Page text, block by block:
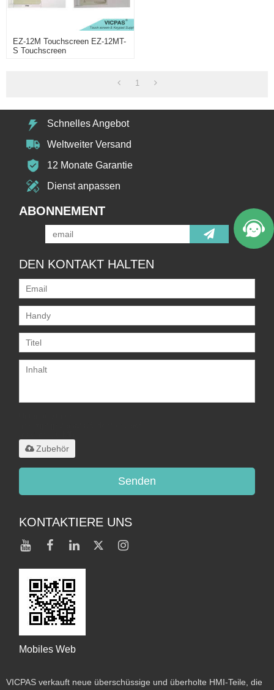
EZ-12M Touchscreen EZ-12MT-
S Touchscreen
1
Schnelles Angebot
Weltweiter Versand
12 Monate Garantie
Dienst anpassen
ABONNEMENT
DEN KONTAKT HALTEN
Zubehör
Senden
KONTAKTIERE UNS
Mobiles Web
VICPAS verkauft neue überschüssige und überholte HMI-Teile, die